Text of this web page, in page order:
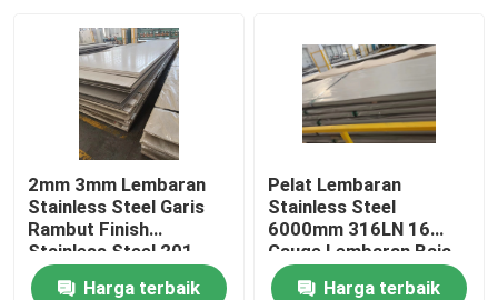
Tentang Kami
Tur Pabrik
Kontrol Kualitas
Hubungi Kami
2mm 3mm Lembaran
Stainless Steel Garis
Rambut Finish
Stainless Steel 201
304
Harga terbaik
Pelat Lembaran
Stainless Steel
6000mm 316LN 16
Gauge Lembaran Baja
Gulungan Dingin
Harga terbaik